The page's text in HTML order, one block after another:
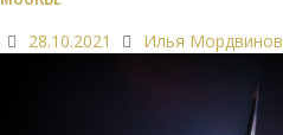
28.10.2021 Илья Мордвинов